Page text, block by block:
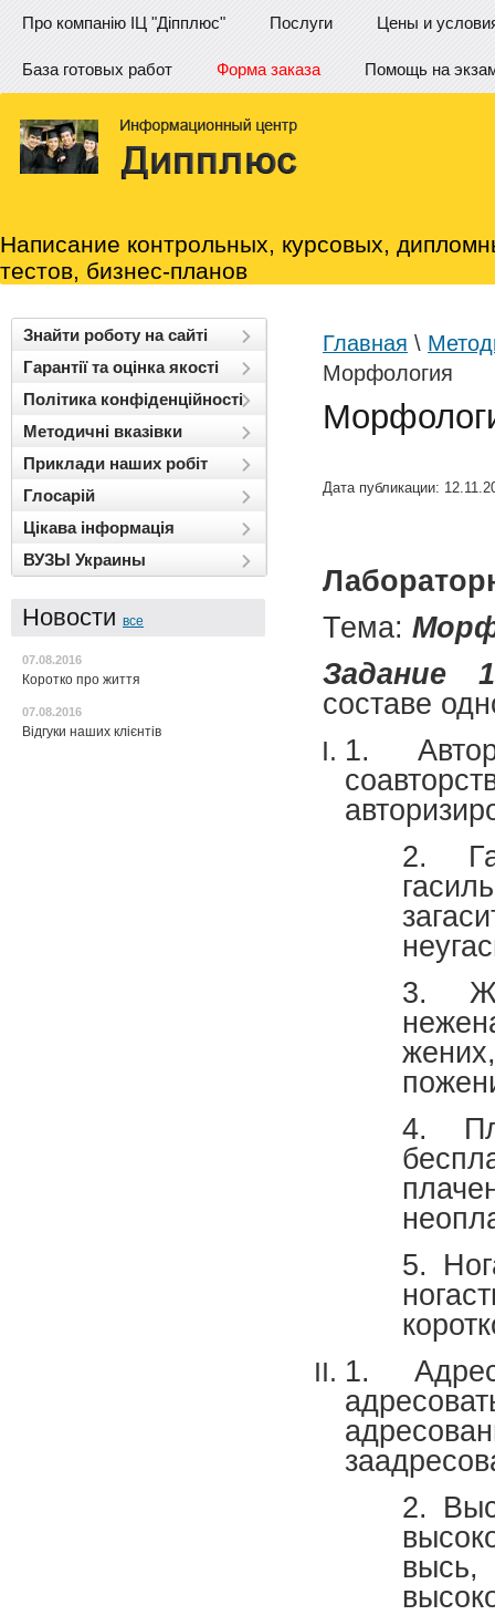
Про компанію ІЦ "Діпплюс" Послуги Цены и
База готовых работ Форма заказа Помощь на
Написание контрольных, курсовых,
тестов, бизнес-планов
Знайти роботу на сайті
Гарантії та оцінка якості
Політика конфіденційності
Методичні вказівки
Приклади наших робіт
Глосарій
Цікава інформація
ВУЗЫ Украины
Новости все
07.08.2016
Коротко про життя
07.08.2016
Відгуки наших клієнтів
Главная \
Морфология
Дата публикации:
Тема:
Задание 1
составе
1.
2.
3.
4.
5.
1.
2.